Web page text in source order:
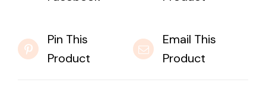
Pin This
Product
Email This
Product